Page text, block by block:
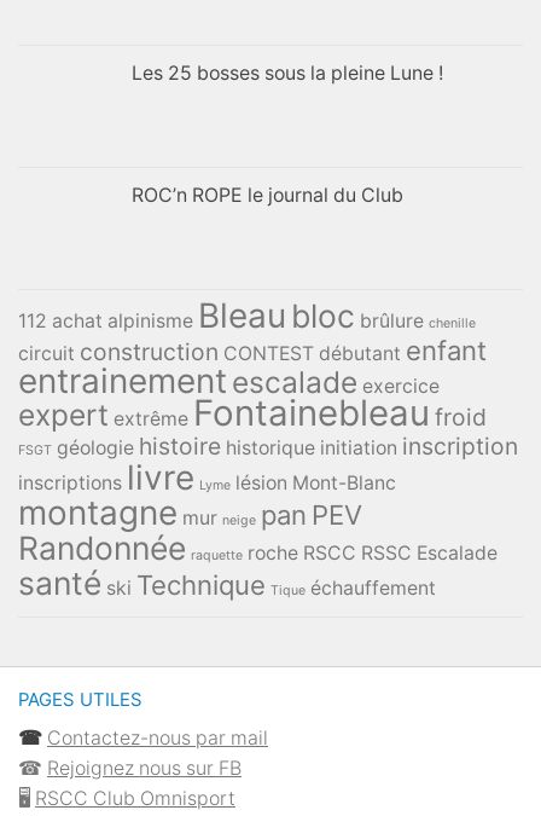
Les 25 bosses sous la pleine Lune !
ROC’n ROPE le journal du Club
112 achat alpinisme Bleau bloc brûlure chenille
circuit construction CONTEST débutant enfant
entrainement escalade exercice
expert extrême Fontainebleau froid
FSGT géologie histoire historique initiation inscription
inscriptions livre Lyme lésion Mont-Blanc
montagne mur neige pan PEV
Randonnée raquette roche RSCC RSSC Escalade
santé ski Technique Tique échauffement
PAGES UTILES
☎︎ Contactez-nous par mail
☎︎ Rejoignez nous sur FB
🖥 RSCC Club Omnisport